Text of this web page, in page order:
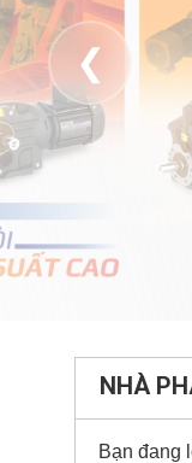
❮
NHÀ
Bạn đang